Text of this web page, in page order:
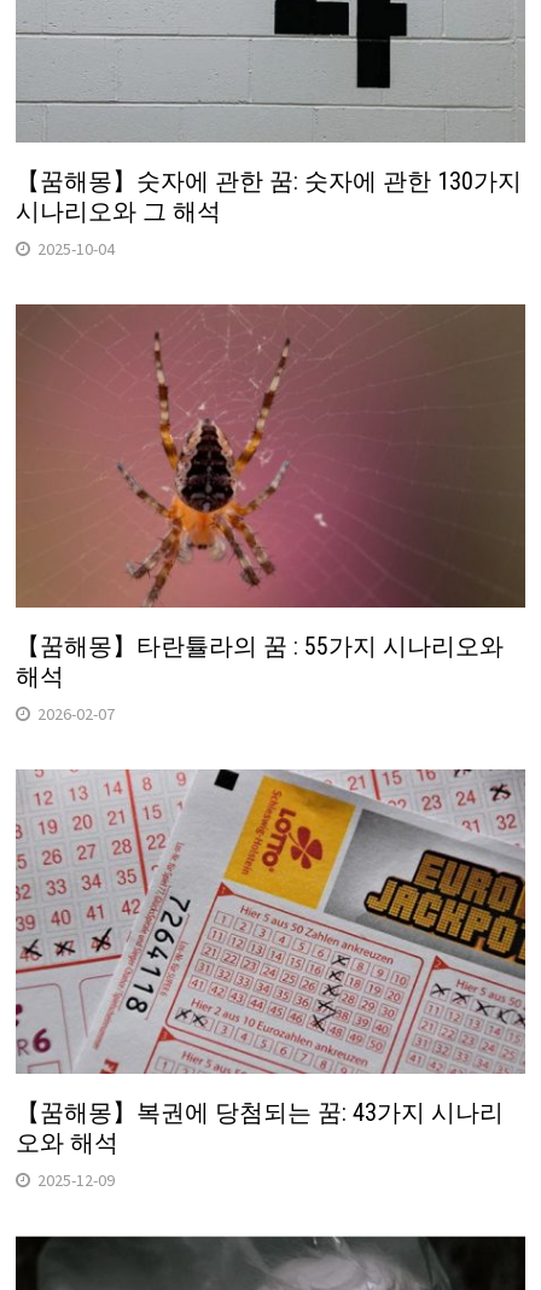
【꿈해몽】숫자에 관한 꿈: 숫자에 관한 130가지
시나리오와 그 해석
2025-10-04
【꿈해몽】타란튤라의 꿈 : 55가지 시나리오와
해석
2026-02-07
【꿈해몽】복권에 당첨되는 꿈: 43가지 시나리
오와 해석
2025-12-09